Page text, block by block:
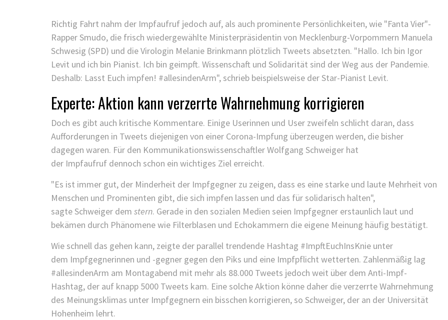
Richtig Fahrt nahm der Impfaufruf jedoch auf, als auch prominente Persönlichkeiten, wie "Fanta Vier"-
Rapper Smudo, die frisch wiedergewählte Ministerpräsidentin von Mecklenburg-Vorpommern Manuela
Schwesig (SPD) und die Virologin Melanie Brinkmann plötzlich Tweets absetzten. "Hallo. Ich bin Igor
Levit und ich bin Pianist. Ich bin geimpft. Wissenschaft und Solidarität sind der Weg aus der Pandemie.
Deshalb: Lasst Euch impfen! #allesindenArm", schrieb beispielsweise der Star-Pianist Levit.
Experte: Aktion kann verzerrte Wahrnehmung korrigieren
Doch es gibt auch kritische Kommentare. Einige Userinnen und User zweifeln schlicht daran, dass
Aufforderungen in Tweets diejenigen von einer Corona-Impfung überzeugen werden, die bisher
dagegen waren. Für den Kommunikationswissenschaftler Wolfgang Schweiger hat
der Impfaufruf dennoch schon ein wichtiges Ziel erreicht.
"Es ist immer gut, der Minderheit der Impfgegner zu zeigen, dass es eine starke und laute Mehrheit von
Menschen und Prominenten gibt, die sich impfen lassen und das für solidarisch halten",
sagte Schweiger dem stern. Gerade in den sozialen Medien seien Impfgegner erstaunlich laut und
bekämen durch Phänomene wie Filterblasen und Echokammern die eigene Meinung häufig bestätigt.
Wie schnell das gehen kann, zeigte der parallel trendende Hashtag #ImpftEuchInsKnie unter
dem Impfgegnerinnen und -gegner gegen den Piks und eine Impfpflicht wetterten. Zahlenmäßig lag
#allesindenArm am Montagabend mit mehr als 88.000 Tweets jedoch weit über dem Anti-Impf-
Hashtag, der auf knapp 5000 Tweets kam. Eine solche Aktion könne daher die verzerrte Wahrnehmung
des Meinungsklimas unter Impfgegnern ein bisschen korrigieren, so Schweiger, der an der Universität
Hohenheim lehrt.